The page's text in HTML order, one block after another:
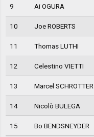
9 Ai OGURA
10 Joe ROBERTS
11 Thomas LUTHI
12 Celestino VIETTI
13 Marcel SCHROTTER
14 Nicolò BULEGA
15 Bo BENDSNEYDER